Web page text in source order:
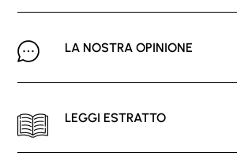
LA NOSTRA OPINIONE
LEGGI ESTRATTO